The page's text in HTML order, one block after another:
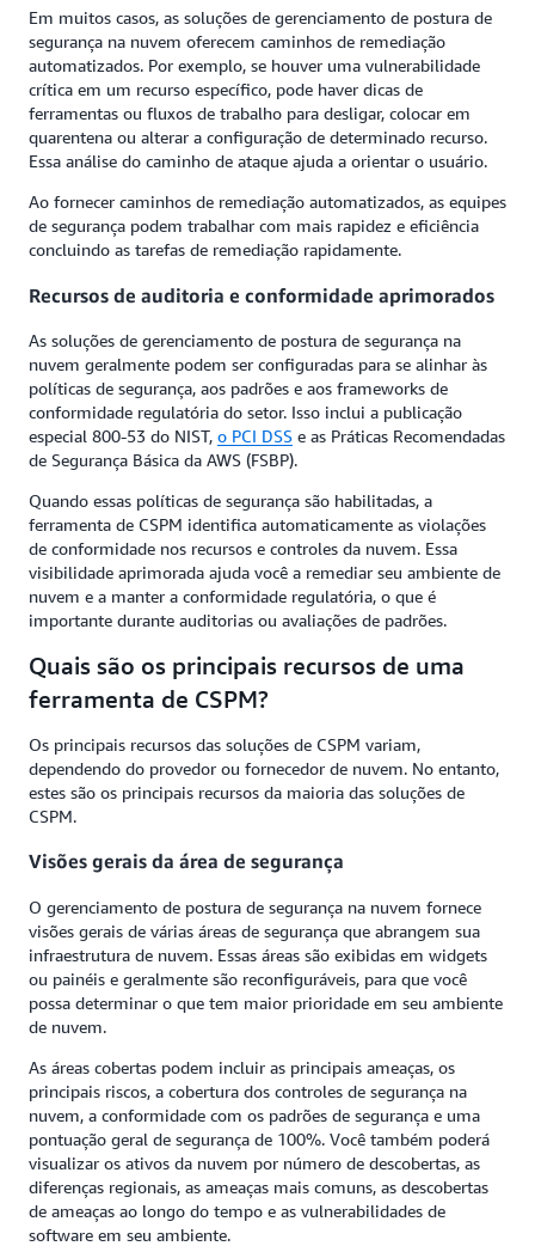
Em muitos casos, as soluções de gerenciamento de postura de
segurança na nuvem oferecem caminhos de remediação
automatizados. Por exemplo, se houver uma vulnerabilidade
crítica em um recurso específico, pode haver dicas de
ferramentas ou fluxos de trabalho para desligar, colocar em
quarentena ou alterar a configuração de determinado recurso.
Essa análise do caminho de ataque ajuda a orientar o usuário.
Ao fornecer caminhos de remediação automatizados, as equipes
de segurança podem trabalhar com mais rapidez e eficiência
concluindo as tarefas de remediação rapidamente.
Recursos de auditoria e conformidade aprimorados
As soluções de gerenciamento de postura de segurança na
nuvem geralmente podem ser configuradas para se alinhar às
políticas de segurança, aos padrões e aos frameworks de
conformidade regulatória do setor. Isso inclui a publicação
especial 800-53 do NIST, o PCI DSS e as Práticas Recomendadas
de Segurança Básica da AWS (FSBP).
Quando essas políticas de segurança são habilitadas, a
ferramenta de CSPM identifica automaticamente as violações
de conformidade nos recursos e controles da nuvem. Essa
visibilidade aprimorada ajuda você a remediar seu ambiente de
nuvem e a manter a conformidade regulatória, o que é
importante durante auditorias ou avaliações de padrões.
Quais são os principais recursos de uma
ferramenta de CSPM?
Os principais recursos das soluções de CSPM variam,
dependendo do provedor ou fornecedor de nuvem. No entanto,
estes são os principais recursos da maioria das soluções de
CSPM.
Visões gerais da área de segurança
O gerenciamento de postura de segurança na nuvem fornece
visões gerais de várias áreas de segurança que abrangem sua
infraestrutura de nuvem. Essas áreas são exibidas em widgets
ou painéis e geralmente são reconfiguráveis, para que você
possa determinar o que tem maior prioridade em seu ambiente
de nuvem.
As áreas cobertas podem incluir as principais ameaças, os
principais riscos, a cobertura dos controles de segurança na
nuvem, a conformidade com os padrões de segurança e uma
pontuação geral de segurança de 100%. Você também poderá
visualizar os ativos da nuvem por número de descobertas, as
diferenças regionais, as ameaças mais comuns, as descobertas
de ameaças ao longo do tempo e as vulnerabilidades de
software em seu ambiente.